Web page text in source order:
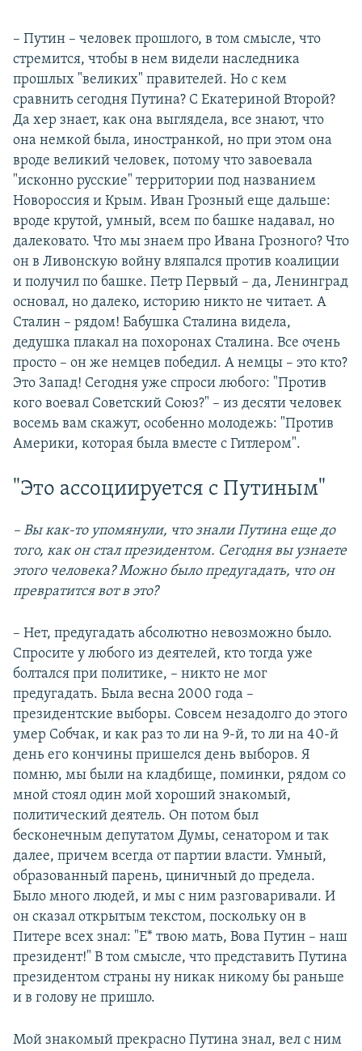
– Путин – человек прошлого, в том смысле, что
стремится, чтобы в нем видели наследника
прошлых "великих" правителей. Но с кем
сравнить сегодня Путина? С Екатериной Второй?
Да хер знает, как она выглядела, все знают, что
она немкой была, иностранкой, но при этом она
вроде великий человек, потому что завоевала
"исконно русские" территории под названием
Новороссия и Крым. Иван Грозный еще дальше:
вроде крутой, умный, всем по башке надавал, но
далековато. Что мы знаем про Ивана Грозного? Что
он в Ливонскую войну вляпался против коалиции
и получил по башке. Петр Первый – да, Ленинград
основал, но далеко, историю никто не читает. А
Сталин – рядом! Бабушка Сталина видела,
дедушка плакал на похоронах Сталина. Все очень
просто – он же немцев победил. А немцы – это кто?
Это Запад! Сегодня уже спроси любого: "Против
кого воевал Советский Союз?" – из десяти человек
восемь вам скажут, особенно молодежь: "Против
Америки, которая была вместе с Гитлером".
"Это ассоциируется с Путиным"
– Вы как-то упомянули, что знали Путина еще до
того, как он стал президентом. Сегодня вы узнаете
этого человека? Можно было предугадать, что он
превратится вот в это?
– Нет, предугадать абсолютно невозможно было.
Спросите у любого из деятелей, кто тогда уже
болтался при политике, – никто не мог
предугадать. Была весна 2000 года –
президентские выборы. Совсем незадолго до этого
умер Собчак, и как раз то ли на 9-й, то ли на 40-й
день его кончины пришелся день выборов. Я
помню, мы были на кладбище, поминки, рядом со
мной стоял один мой хороший знакомый,
политический деятель. Он потом был
бесконечным депутатом Думы, сенатором и так
далее, причем всегда от партии власти. Умный,
образованный парень, циничный до предела.
Было много людей, и мы с ним разговаривали. И
он сказал открытым текстом, поскольку он в
Питере всех знал: "Е* твою мать, Вова Путин – наш
президент!" В том смысле, что представить Путина
президентом страны ну никак никому бы раньше
и в голову не пришло.
Мой знакомый прекрасно Путина знал, вел с ним